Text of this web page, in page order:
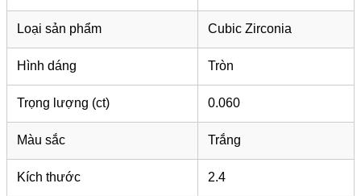
Loại sản phẩm Cubic Zirconia
Hình dáng Tròn
Trọng lượng (ct) 0.060
Màu sắc Trắng
Kích thước 2.4